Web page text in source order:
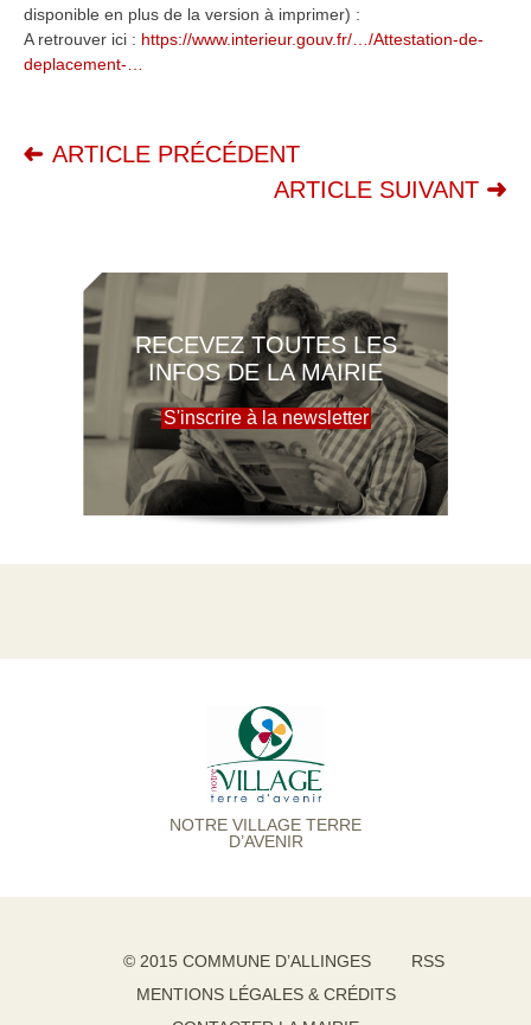
disponible en plus de la version à imprimer) :
A retrouver ici : https://www.interieur.gouv.fr/…/Attestation-de-
deplacement-…
ARTICLE PRÉCÉDENT
ARTICLE SUIVANT
RECEVEZ TOUTES LES
INFOS DE LA MAIRIE
S'inscrire à la newsletter
NOTRE VILLAGE TERRE
D’AVENIR
© 2015 COMMUNE D’ALLINGES
RSS
MENTIONS LÉGALES & CRÉDITS